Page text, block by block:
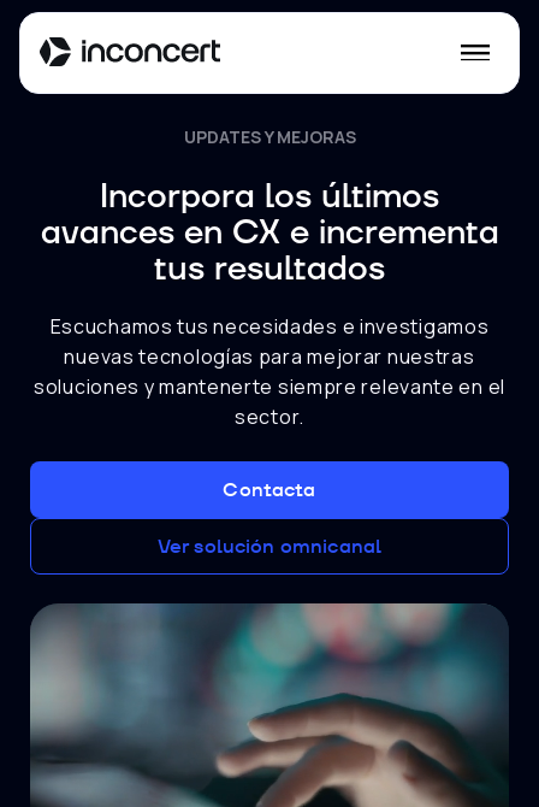
UPDATES Y MEJORAS
Incorpora los últimos
avances en CX e incrementa
tus resultados
Escuchamos tus necesidades e investigamos
nuevas tecnologías para mejorar nuestras
soluciones y mantenerte siempre relevante en el
sector.
Contacta
Ver solución omnicanal